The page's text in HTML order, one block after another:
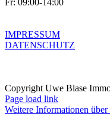
IMPRESSUM
DATENSCHUTZ
Copyright Uwe Blase
Page load link
Weitere Informationen über